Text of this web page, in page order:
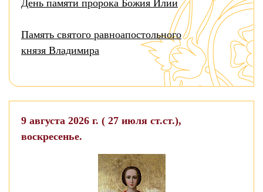
День памяти пророка Божия Илии
Память святого равноапостольного
князя Владимира
9 августа 2026 г. ( 27 июля ст.ст.),
воскресенье.